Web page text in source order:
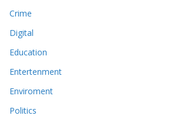
Crime
Digital
Education
Entertenment
Enviroment
Politics